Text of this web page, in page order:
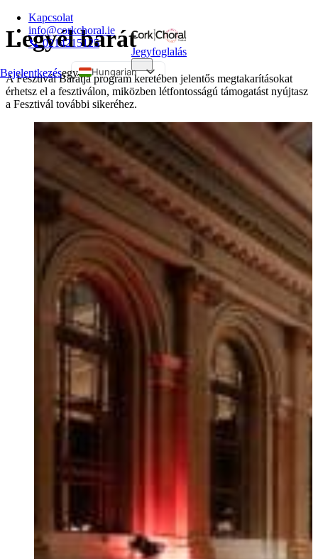
Kapcsolat
info@corkchoral.ie
📞 0214215125
Bejelentkezésegy
Hungarian
English
Czech
Danish
German
Spanish
Estonian
Italian
Portuguese
Ukrainian
Jegyfoglalás
Legyél barát
A Fesztivál Barátja program keretében jelentős megtakarításokat
érhetsz el a fesztiválon, miközben létfontosságú támogatást nyújtasz
a Fesztivál további sikeréhez.